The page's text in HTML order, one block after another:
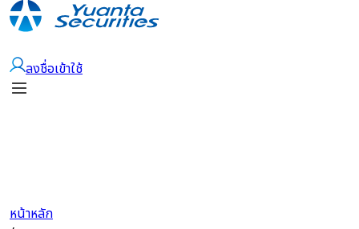
ลงชื่อเข้าใช้
หน้าหลัก